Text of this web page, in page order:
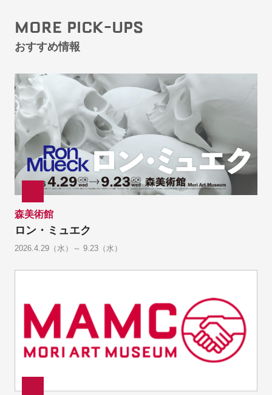
MORE PICK-UPS
おすすめ情報
森美術館
ロン・ミュエク
2026.4.29（水）～ 9.23（水）